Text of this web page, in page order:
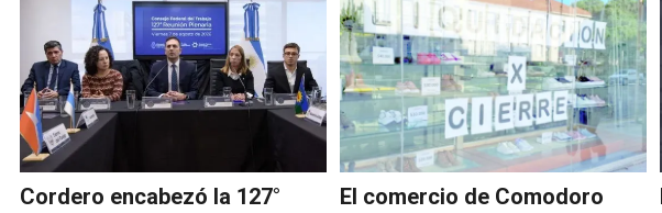
Cordero encabezó la 127°
El comercio de Comodoro